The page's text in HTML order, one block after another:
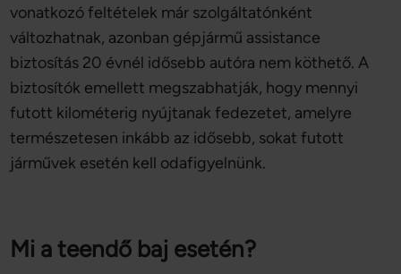
vonatkozó feltételek már szolgáltatónként
változhatnak, azonban gépjármű assistance
biztosítás 20 évnél idősebb autóra nem köthető. A
biztosítók emellett megszabhatják, hogy mennyi
futott kilométerig nyújtanak fedezetet, amelyre
természetesen inkább az idősebb, sokat futott
járművek esetén kell odafigyelnünk.
Mi a teendő baj esetén?